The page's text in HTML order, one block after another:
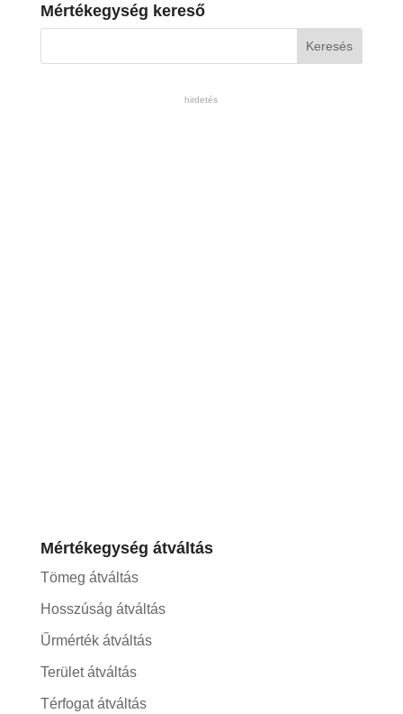
Mértékegység kereső
hirdetés
Mértékegység átváltás
Tömeg átváltás
Hosszúság átváltás
Űrmérték átváltás
Terület átváltás
Térfogat átváltás